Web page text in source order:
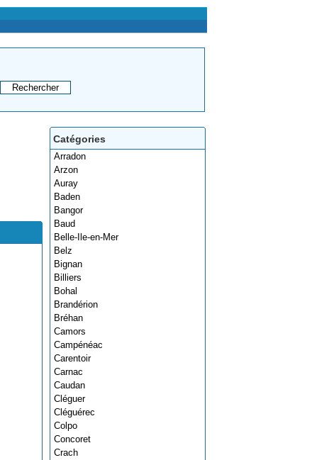
Catégories
Arradon
Arzon
Auray
Baden
Bangor
Baud
Belle-Ile-en-Mer
Belz
Bignan
Billiers
Bohal
Brandérion
Bréhan
Camors
Campénéac
Carentoir
Carnac
Caudan
Cléguer
Cléguérec
Colpo
Concoret
Crach